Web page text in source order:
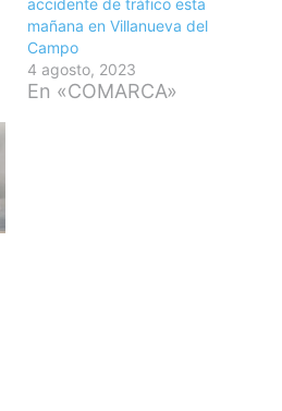
accidente de tráfico esta
mañana en Villanueva del
Campo
4 agosto, 2023
En «COMARCA»